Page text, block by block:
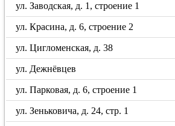
ул. Заводская, д. 1, строение 1
ул. Красина, д. 6, строение 2
ул. Цигломенская, д. 38
ул. Дежнёвцев
ул. Парковая, д. 6, строение 1
ул. Зеньковича, д. 24, стр. 1